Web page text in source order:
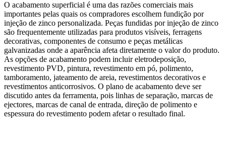
O acabamento superficial é uma das razões comerciais mais
importantes pelas quais os compradores escolhem fundição por
injeção de zinco personalizada. Peças fundidas por injeção de zinco
são frequentemente utilizadas para produtos visíveis, ferragens
decorativas, componentes de consumo e peças metálicas
galvanizadas onde a aparência afeta diretamente o valor do produto.
As opções de acabamento podem incluir eletrodeposição,
revestimento PVD, pintura, revestimento em pó, polimento,
tamboramento, jateamento de areia, revestimentos decorativos e
revestimentos anticorrosivos. O plano de acabamento deve ser
discutido antes da ferramenta, pois linhas de separação, marcas de
ejectores, marcas de canal de entrada, direção de polimento e
espessura do revestimento podem afetar o resultado final.